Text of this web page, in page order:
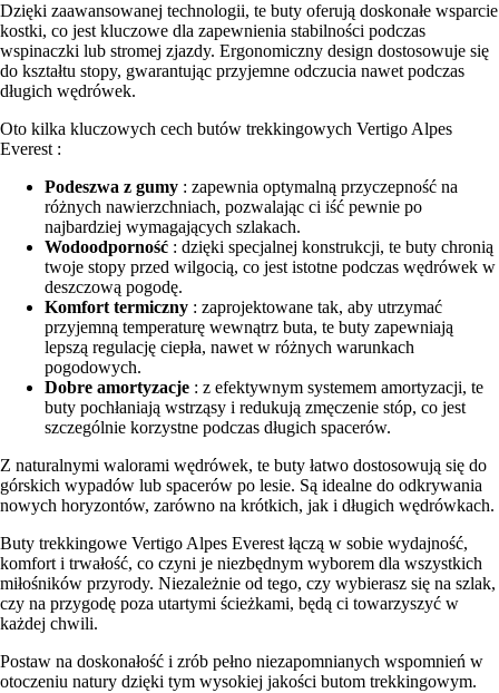
Dzięki zaawansowanej technologii, te buty oferują doskonałe wsparcie
kostki, co jest kluczowe dla zapewnienia stabilności podczas
wspinaczki lub stromej zjazdy. Ergonomiczny design dostosowuje się
do kształtu stopy, gwarantując przyjemne odczucia nawet podczas
długich wędrówek.
Oto kilka kluczowych cech butów trekkingowych Vertigo Alpes
Everest :
Podeszwa z gumy : zapewnia optymalną przyczepność na
różnych nawierzchniach, pozwalając ci iść pewnie po
najbardziej wymagających szlakach.
Wodoodporność : dzięki specjalnej konstrukcji, te buty chronią
twoje stopy przed wilgocią, co jest istotne podczas wędrówek w
deszczową pogodę.
Komfort termiczny : zaprojektowane tak, aby utrzymać
przyjemną temperaturę wewnątrz buta, te buty zapewniają
lepszą regulację ciepła, nawet w różnych warunkach
pogodowych.
Dobre amortyzacje : z efektywnym systemem amortyzacji, te
buty pochłaniają wstrząsy i redukują zmęczenie stóp, co jest
szczególnie korzystne podczas długich spacerów.
Z naturalnymi walorami wędrówek, te buty łatwo dostosowują się do
górskich wypadów lub spacerów po lesie. Są idealne do odkrywania
nowych horyzontów, zarówno na krótkich, jak i długich wędrówkach.
Buty trekkingowe Vertigo Alpes Everest łączą w sobie wydajność,
komfort i trwałość, co czyni je niezbędnym wyborem dla wszystkich
miłośników przyrody. Niezależnie od tego, czy wybierasz się na szlak,
czy na przygodę poza utartymi ścieżkami, będą ci towarzyszyć w
każdej chwili.
Postaw na doskonałość i zrób pełno niezapomnianych wspomnień w
otoczeniu natury dzięki tym wysokiej jakości butom trekkingowym.